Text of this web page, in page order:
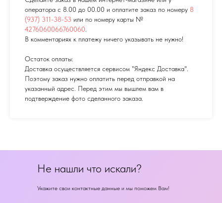
оператора с 8.00 до 00.00 и оплатите заказ по номеру 8
(937) 311-38-53 или по номеру карты №
4276060066760060
В комментариях к платежу ничего указывать не нужно!
Остаток оплаты:
Доставка осуществляется сервисом "Яндекс Доставка".
Поэтому заказ нужно оплатить перед отправкой на
указанный адрес. Перед этим мы вышлем вам в
подтверждение фото сделанного заказа.
Не нашли что искали?
Укажите свои контактные данные и мы поможем Вам!